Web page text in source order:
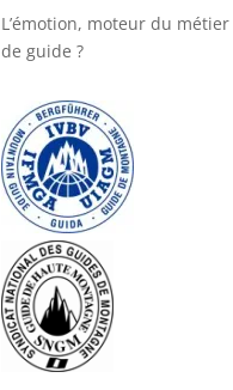
L’émotion, moteur du métier
de guide ?